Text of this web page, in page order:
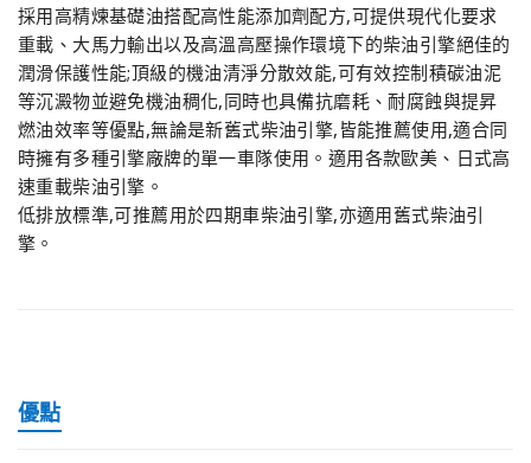
採用高精煉基礎油搭配高性能添加劑配方,可提供現代化要求
重載、大馬力輸出以及高溫高壓操作環境下的柴油引擎絕佳的
潤滑保護性能;頂級的機油清淨分散效能,可有效控制積碳油泥
等沉澱物並避免機油稠化,同時也具備抗磨耗、耐腐蝕與提昇
燃油效率等優點,無論是新舊式柴油引擎,皆能推薦使用,適合同
時擁有多種引擎廠牌的單一車隊使用。適用各款歐美、日式高
速重載柴油引擎。
低排放標準,可推薦用於四期車柴油引擎,亦適用舊式柴油引
擎。
優點